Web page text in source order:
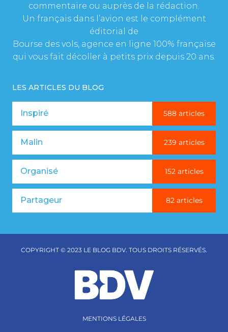
commentaire ou auprès de la rédaction.
Un français dans l’avion est le complément
éditorial de
Bourse des vols, agence en ligne 100% française
qui vous fait décoller à petits prix depuis 20 ans.
LES ARTICLES DU BLOG
Inspiré 588 articles
Malin 239 articles
Organisé 152 articles
Partageur 82 articles
COPYRIGHT © 2023 LE BLOG BDV. TOUS DROITS RÉSERVÉS.
MENTIONS LÉGALES